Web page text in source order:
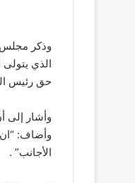
وذكر مجلس
الذي
حق رئيس
وأشار إلى
وأضاف: “ان
الأجانب” .